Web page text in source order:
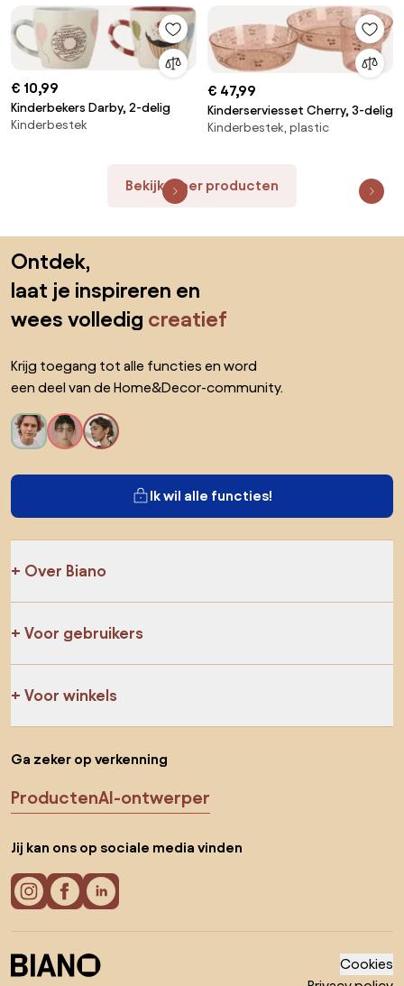
€ 10,99
Kinderbekers Darby, 2-delig
Kinderbestek
€ 47,99
Kinderserviesset Cherry, 3-delig
Kinderbestek, plastic
Bekijk meer producten
Ontdek,
laat je inspireren en
wees volledig creatief
Krijg toegang tot alle functies en word
een deel van de Home&Decor-community.
Ik wil alle functies!
Over Biano
Voor gebruikers
Voor winkels
Ga zeker op verkenning
ProductenAI-ontwerper
Jij kan ons op sociale media vinden
Cookies